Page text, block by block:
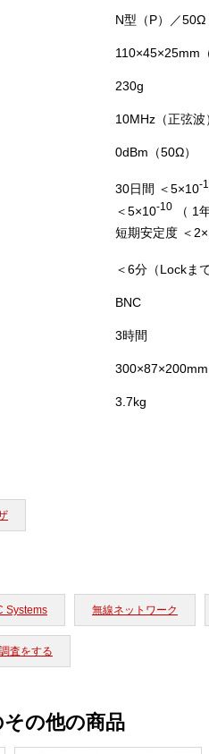
N型（P）／50Ω
110×45×25mm
230g
10MHz（正弦波
0dBm（50Ω）
30日間 ＜5×10-
＜5×10-10
（ 1
短期安定度 ＜
＜6分（Lockま
BNC
3時間
300×87×200mm
3.7kg
Systems 無線ネットワーク
査をする
の他の商品